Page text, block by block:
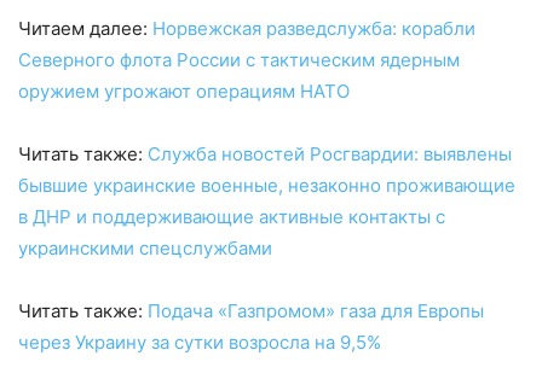
Читаем далее: Норвежская разведслужба: корабли
Северного флота России с тактическим ядерным
оружием угрожают операциям НАТО
Читать также: Служба новостей Росгвардии: выявлены
бывшие украинские военные, незаконно проживающие
в ДНР и поддерживающие активные контакты с
украинскими спецслужбами
Читать также: Подача «Газпромом» газа для Европы
через Украину за сутки возросла на 9,5%